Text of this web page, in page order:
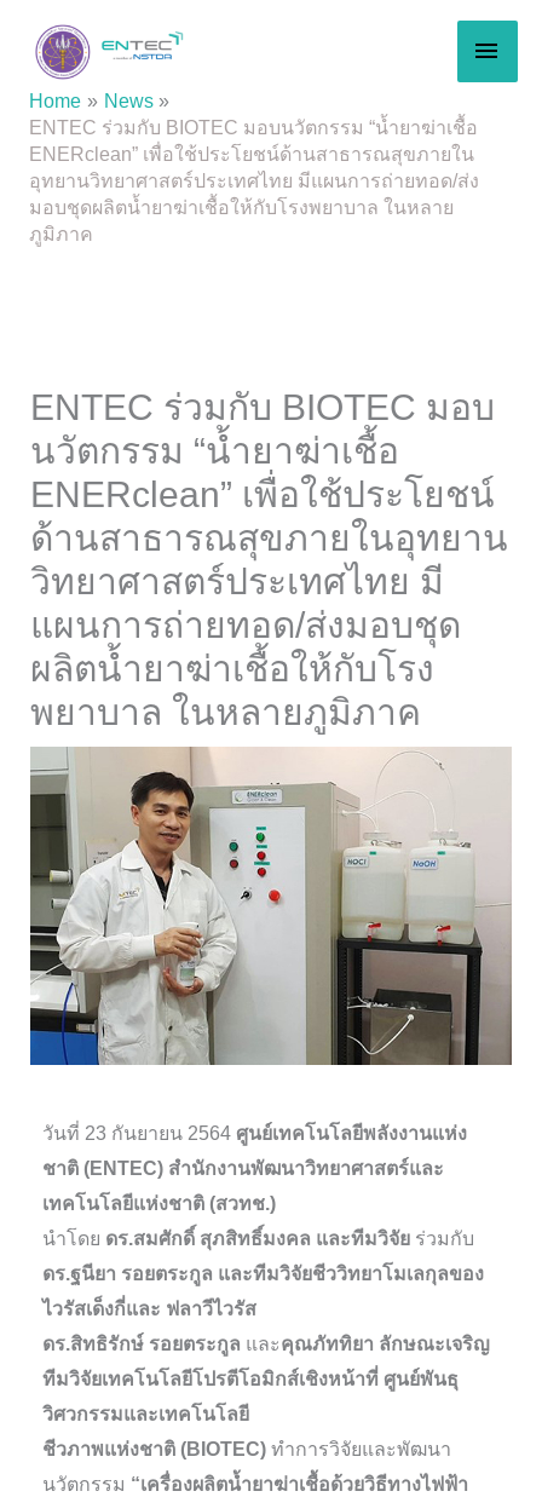
content
Home
News
ENTEC ร่วมกับ BIOTEC มอบนวัตกรรม “น้ำยาฆ่าเชื้อ
ENERclean” เพื่อใช้ประโยชน์ด้านสาธารณสุขภายใน
อุทยานวิทยาศาสตร์ประเทศไทย มีแผนการถ่ายทอด/ส่ง
มอบชุดผลิตน้ำยาฆ่าเชื้อให้กับโรงพยาบาล ในหลาย
ภูมิภาค
ENTEC ร่วมกับ BIOTEC มอบ
นวัตกรรม “น้ำยาฆ่าเชื้อ
ENERclean” เพื่อใช้ประโยชน์
ด้านสาธารณสุขภายในอุทยาน
วิทยาศาสตร์ประเทศไทย มี
แผนการถ่ายทอด/ส่งมอบชุด
ผลิตน้ำยาฆ่าเชื้อให้กับโรง
พยาบาล ในหลายภูมิภาค
วันที่ 23 กันยายน 2564 ศูนย์เทคโนโลยีพลังงานแห่ง
ชาติ (ENTEC) สำนักงานพัฒนาวิทยาศาสตร์และ
เทคโนโลยีแห่งชาติ (สวทช.)
นำโดย ดร.สมศักดิ์ สุภสิทธิ์มงคล และทีมวิจัยร่วมกับ
ดร.ฐนียา รอยตระกูล และทีมวิจัยชีววิทยาโมเลกุลของ
ไวรัสเด็งกี่และ ฟลาวีไวรัส
ดร.สิทธิรักษ์ รอยตระกูล และคุณภัททิยา ลักษณะเจริญ
ทีมวิจัยเทคโนโลยีโปรตีโอมิกส์เชิงหน้าที่ ศูนย์พันธุ
วิศวกรรมและเทคโนโลยี
ชีวภาพแห่งชาติ (BIOTEC)ทำการวิจัยและพัฒนา
นวัตกรรม “เครื่องผลิตน้ำยาฆ่าเชื้อด้วยวิธีทางไฟฟ้า